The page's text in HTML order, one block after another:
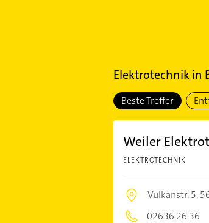
Elektrotechnikin
Beste Treffer
Weiler
ELEKTROTECHNIK
Vulkanstr. 5,
02636 26 36